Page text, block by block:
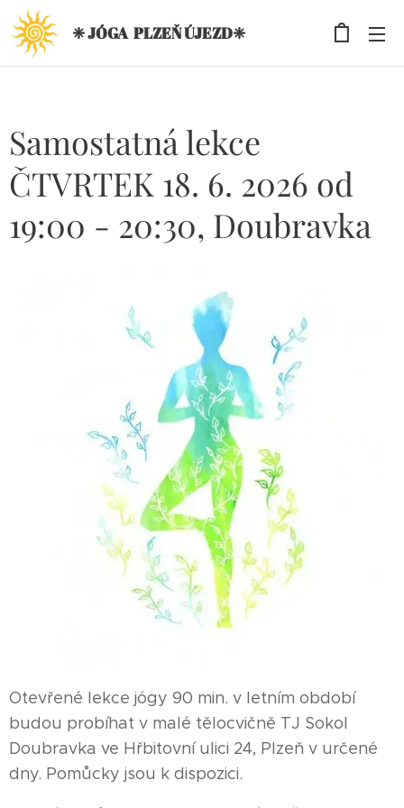
❈ JÓGA PLZEŇ ÚJEZD❈
Samostatná lekce
ČTVRTEK 18. 6. 2026 od
19:00 - 20:30, Doubravka
Otevřené lekce jógy 90 min. v letním období
budou probíhat v malé tělocvičně TJ Sokol
Doubravka ve Hřbitovní ulici 24, Plzeň v určené
dny. Pomůcky jsou k dispozici.